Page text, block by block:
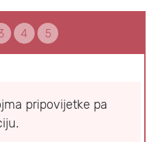
4 5
pripovijetke pa